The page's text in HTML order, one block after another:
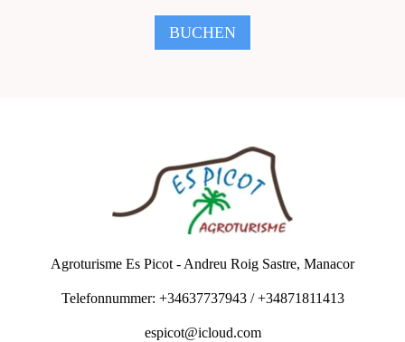
BUCHEN
Agroturisme Es Picot - Andreu Roig Sastre, Manacor
Telefonnummer: +34637737943 / +34871811413
espicot@icloud.com